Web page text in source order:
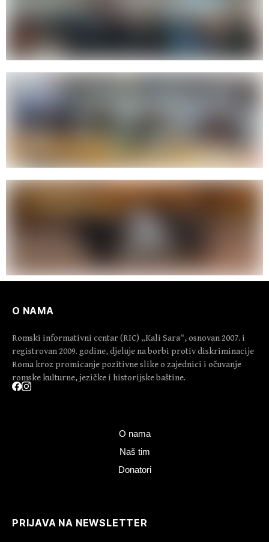
O NAMA
Romski informativni centar (RIC) „Kali Sara“, osnovan 2007. i
registrovan 2009. godine, djeluje na borbi protiv diskriminacije
Roma kroz promicanje pozitivne slike o zajednici i očuvanje
romske kulturne, jezičke i historijske baštine.
O nama
Naš tim
Donatori
PRIJAVA NA NEWSLETTER